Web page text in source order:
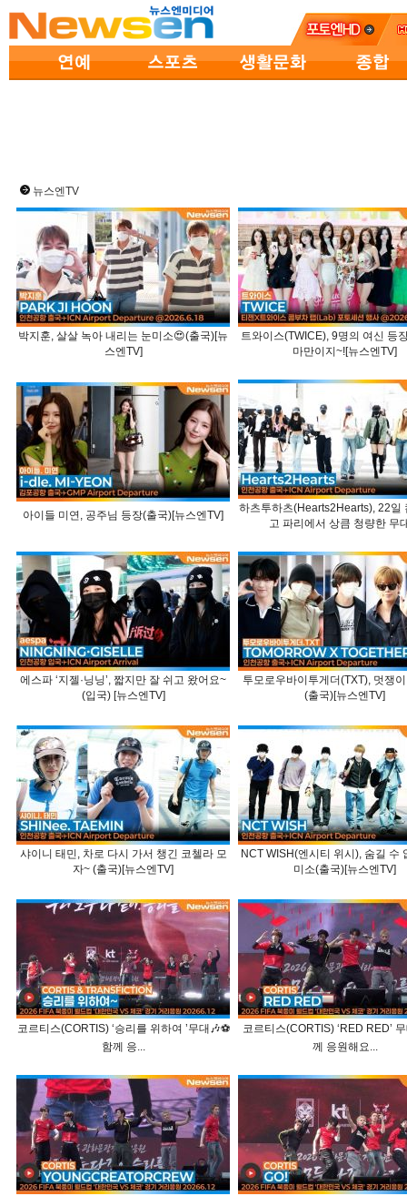
뉴스엔TV
박지훈, 살살 녹아 내리는 눈미소😍(출국)[뉴
스엔TV]
트와이스(TWICE), 9명의 여신 등
마만이지~![뉴스엔TV]
아이들 미연, 공주님 등장(출국)[뉴스엔TV]
하츠투하츠(Hearts2Hearts), 22일
고 파리에서 상큼 청량한 무
에스파 ‘지젤·닝닝’, 짧지만 잘 쉬고 왔어요~
(입국) [뉴스엔TV]
투모로우바이투게더(TXT), 멋쟁
(출국)[뉴스엔TV]
샤이니 태민, 차로 다시 가서 챙긴 코첼라 모
자~ (출국)[뉴스엔TV]
NCT WISH(엔시티 위시), 숨길 수
미소(출국)[뉴스엔TV]
코르티스(CORTIS) ‘승리를 위하여 ’무대🎶⚽️
함께 응...
코르티스(CORTIS) ‘RED RED’
께 응원해요...